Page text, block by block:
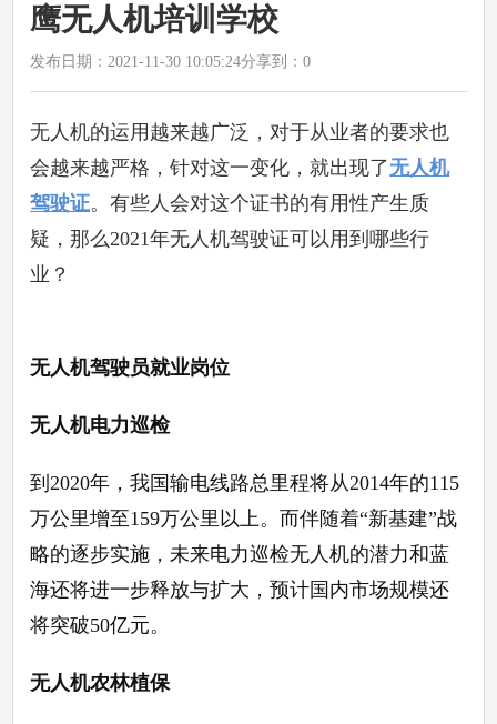
鹰无人机培训学校
发布日期：2021-11-30 10:05:24分享到：0
无人机的运用越来越广泛，对于从业者的要求也
会越来越严格，针对这一变化，就出现了无人机
驾驶证。有些人会对这个证书的有用性产生质
疑，那么2021年无人机驾驶证可以用到哪些行
业？
无人机驾驶员就业岗位
无人机电力巡检
到 2020年，我国输电线路总里程将从2014年的115
万公里增至159万公里以上。而伴随着“新基建”战
略的逐步实施，未来电力巡检无人机的潜力和蓝
海还将进一步释放与扩大，预计国内市场规模还
将突破50亿元。
无人机农林植保